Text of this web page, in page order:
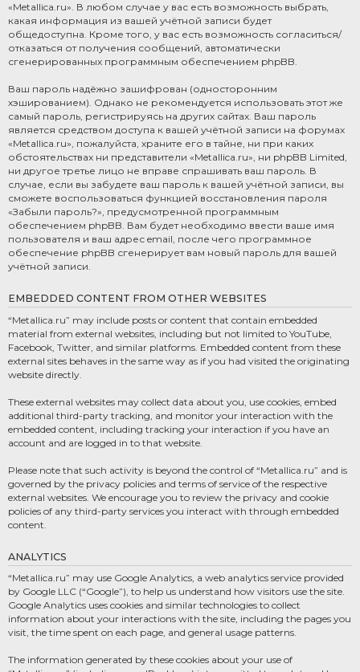
«Metallica.ru». В любом случае у вас есть возможность выбрать,
какая информация из вашей учётной записи будет
общедоступна. Кроме того, у вас есть возможность согласиться/
отказаться от получения сообщений, автоматически
сгенерированных программным обеспечением phpBB.
Ваш пароль надёжно зашифрован (односторонним
хэшированием). Однако не рекомендуется использовать этот же
самый пароль, регистрируясь на других сайтах. Ваш пароль
является средством доступа к вашей учётной записи на форумах
«Metallica.ru», пожалуйста, храните его в тайне, ни при каких
обстоятельствах ни представители «Metallica.ru», ни phpBB Limited,
ни другое третье лицо не вправе спрашивать ваш пароль. В
случае, если вы забудете ваш пароль к вашей учётной записи, вы
сможете воспользоваться функцией восстановления пароля
«Забыли пароль?», предусмотренной программным
обеспечением phpBB. Вам будет необходимо ввести ваше имя
пользователя и ваш адрес email, после чего программное
обеспечение phpBB сгенерирует вам новый пароль для вашей
учётной записи.
EMBEDDED CONTENT FROM OTHER WEBSITES
“Metallica.ru” may include posts or content that contain embedded
material from external websites, including but not limited to YouTube,
Facebook, Twitter, and similar platforms. Embedded content from these
external sites behaves in the same way as if you had visited the originating
website directly.
These external websites may collect data about you, use cookies, embed
additional third-party tracking, and monitor your interaction with the
embedded content, including tracking your interaction if you have an
account and are logged in to that website.
Please note that such activity is beyond the control of “Metallica.ru” and is
governed by the privacy policies and terms of service of the respective
external websites. We encourage you to review the privacy and cookie
policies of any third-party services you interact with through embedded
content.
ANALYTICS
“Metallica.ru” may use Google Analytics, a web analytics service provided
by Google LLC (“Google”), to help us understand how visitors use the site.
Google Analytics uses cookies and similar technologies to collect
information about your interactions with the site, including the pages you
visit, the time spent on each page, and general usage patterns.
The information generated by these cookies about your use of